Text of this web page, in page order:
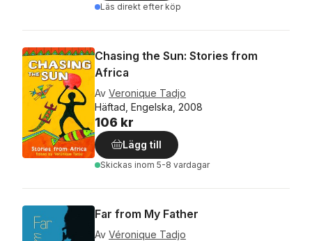
Läs direkt efter köp
Chasing the Sun: Stories from
Africa
Av Veronique Tadjo
Häftad, Engelska, 2008
106 kr
Lägg till
Skickas inom 5-8 vardagar
Far from My Father
Av Véronique Tadjo